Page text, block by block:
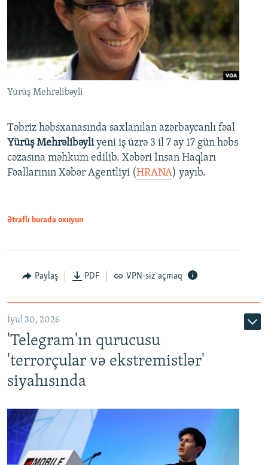
Yürüş Mehrəlibəyli
Təbriz həbsxanasında saxlanılan azərbaycanlı fəal
Yürüş Mehrəlibəyliyeni iş üzrə 3 il 7 ay 17 gün həbs
cəzasına məhkum edilib. Xəbəri İnsan Haqları
Fəallarının Xəbər Agentliyi (HRANA) yayıb.
Ətraflı burada oxuyun
Paylaş PDF VPN-siz açmaq
İyul 30, 2026
'Telegram'ın qurucusu
'terrorçular və ekstremistlər'
siyahısında